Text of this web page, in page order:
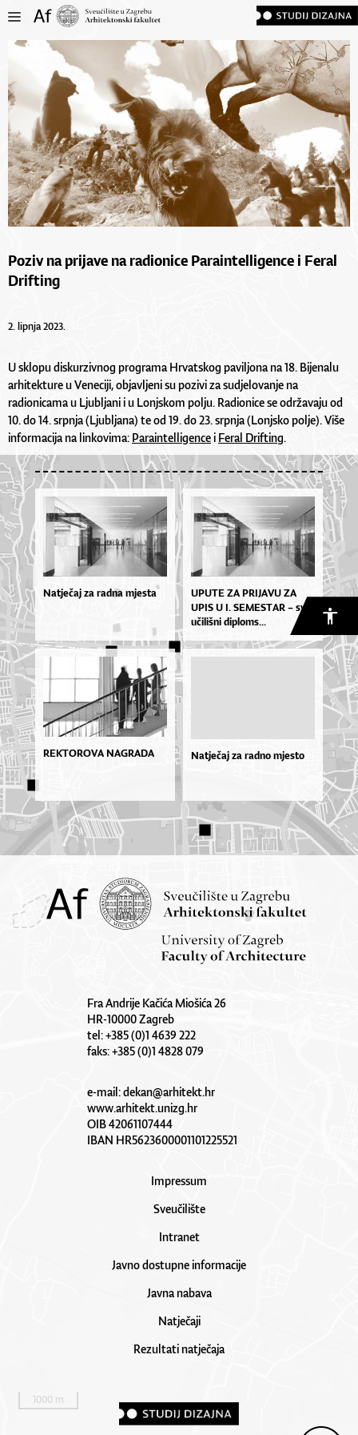
Poziv na prijave na radionice Paraintelligence i Feral
Drifting
2. lipnja 2023.
U sklopu diskurzivnog programa Hrvatskog paviljona na 18. Bijenalu
arhitekture u Veneciji, objavljeni su pozivi za sudjelovanje na
radionicama u Ljubljani i u Lonjskom polju. Radionice se održavaju od
10. do 14. srpnja (Ljubljana) te od 19. do 23. srpnja (Lonjsko polje). Više
informacija na linkovima: Paraintelligence i Feral Drifting.
Natječaj za radna mjesta
UPU­TE ZA PRI­JA­VU ZA
UPIS U I. SE­MES­TAR – sve­
u­či­liš­ni di­plo­ms...
REKTOROVA NAGRADA Natječaj za radno mjesto
Fra Andrije Kačića Miošića 26
HR-10000 Zagreb
tel: +385 (0)1 4639 222
faks: +385 (0)1 4828 079
e-mail:dekan@arhitekt.hr
www.arhitekt.unizg.hr
OIB 42061107444
IBAN HR5623600001101225521
Impressum
Sveučilište
Intranet
Javno dostupne informacije
Javna nabava
Natječaji
Rezultati natječaja
1000 m